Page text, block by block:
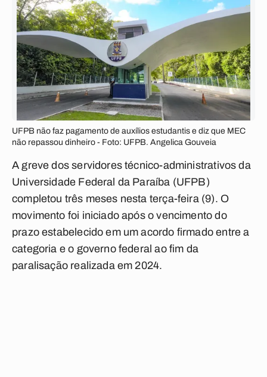
UFPB não faz pagamento de auxílios estudantis e diz que MEC
não repassou dinheiro - Foto: UFPB. Angelica Gouveia
A greve dos servidores técnico-administrativos da
Universidade Federal da Paraíba (UFPB)
completou três meses nesta terça-feira (9). O
movimento foi iniciado após o vencimento do
prazo estabelecido em um acordo firmado entre a
categoria e o governo federal ao fim da
paralisação realizada em 2024.